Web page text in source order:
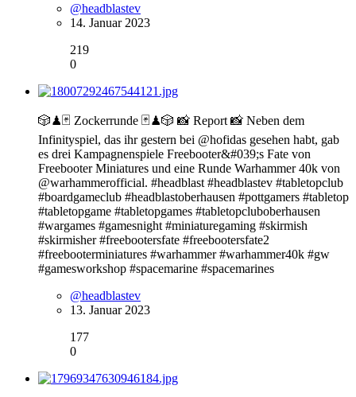
@headblastev
14. Januar 2023
219
0
🎲♟🃏 Zockerrunde 🃏♟🎲 📸 Report 📸 Neben dem
Infinityspiel, das ihr gestern bei @hofidas gesehen habt, gab
es drei Kampagnenspiele Freebooter&#039;s Fate von
Freebooter Miniatures und eine Runde Warhammer 40k von
@warhammerofficial. #headblast #headblastev #tabletopclub
#boardgameclub #headblastoberhausen #pottgamers #tabletop
#tabletopgame #tabletopgames #tabletopcluboberhausen
#wargames #gamesnight #miniaturegaming #skirmish
#skirmisher #freebootersfate #freebootersfate2
#freebooterminiatures #warhammer #warhammer40k #gw
#gamesworkshop #spacemarine #spacemarines
@headblastev
13. Januar 2023
177
0